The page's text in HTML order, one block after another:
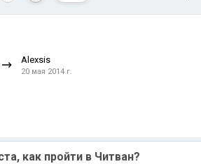
Alexsis
20 мая 2014 г.
как пройти в Читван?